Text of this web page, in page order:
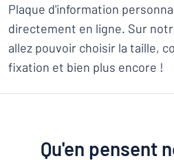
Plaque d'information
directement en ligne. Sur
allez pouvoir choisir la taille,
fixation et bien plus encore !
Qu'en pensent